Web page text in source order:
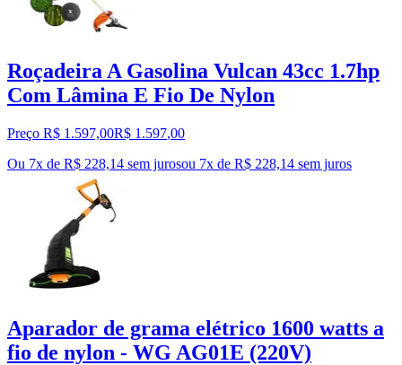
Roçadeira A Gasolina Vulcan 43cc 1.7hp
Com Lâmina E Fio De Nylon
Preço R$ 1.597,00R$ 1.597,00
Ou 7x de R$ 228,14 sem jurosou 7x de R$ 228,14 sem juros
Aparador de grama elétrico 1600 watts a
fio de nylon - WG AG01E (220V)